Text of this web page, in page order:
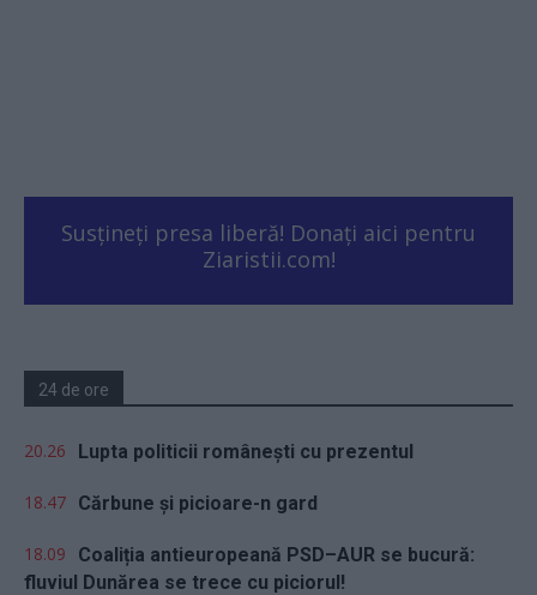
Susțineți presa liberă! Donați aici pentru
Ziaristii.com!
24 de ore
20.26 Lupta politicii românești cu prezentul
18.47 Cărbune și picioare-n gard
18.09
Coaliția antieuropeană PSD–AUR se bucură:
fluviul Dunărea se trece cu piciorul!